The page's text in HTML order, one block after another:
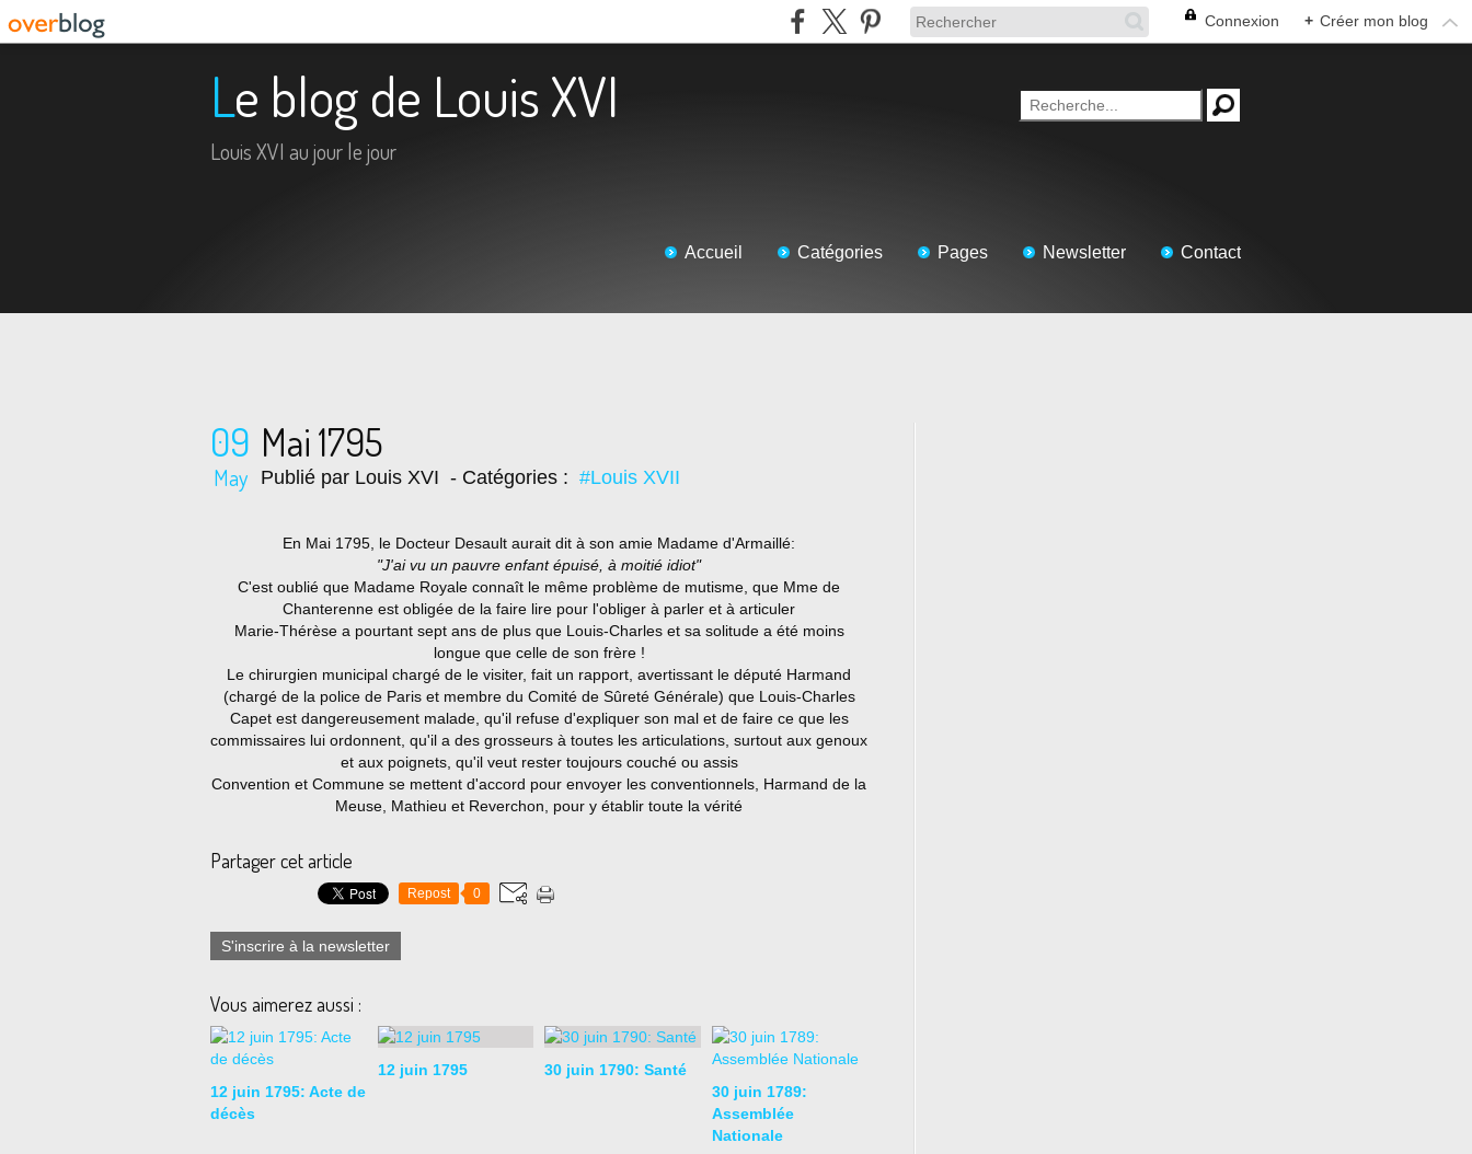
Connexion + Créer mon blog
Le blog de Louis XVI
Louis XVI au jour le jour
Accueil Catégories Pages Newsletter Contact
09
May
Mai 1795
Publié par Louis XVI - Catégories : #Louis XVII
En Mai 1795, le Docteur Desault aurait dit à son amie Madame d'Armaillé:
"J'ai vu un pauvre enfant épuisé, à moitié idiot"
C'est oublié que Madame Royale connaît le même problème de mutisme, que Mme de
Chanterenne est obligée de la faire lire pour l'obliger à parler et à articuler
Marie-Thérèse a pourtant sept ans de plus que Louis-Charles et sa solitude a été moins
longue que celle de son frère !
Le chirurgien municipal chargé de le visiter, fait un rapport, avertissant le député Harmand
(chargé de la police de Paris et membre du Comité de Sûreté Générale) que Louis-Charles
Capet est dangereusement malade, qu'il refuse d'expliquer son mal et de faire ce que les
commissaires lui ordonnent, qu'il a des grosseurs à toutes les articulations, surtout aux genoux
et aux poignets, qu'il veut rester toujours couché ou assis
Convention et Commune se mettent d'accord pour envoyer les conventionnels, Harmand de la
Meuse, Mathieu et Reverchon, pour y établir toute la vérité
Partager cet article
Repost 0
S'inscrire à la newsletter
Vous aimerez aussi :
12 juin 1795: Acte de
décès
12 juin 1795
30 juin 1790: Santé
30 juin 1789:
Assemblée
Nationale